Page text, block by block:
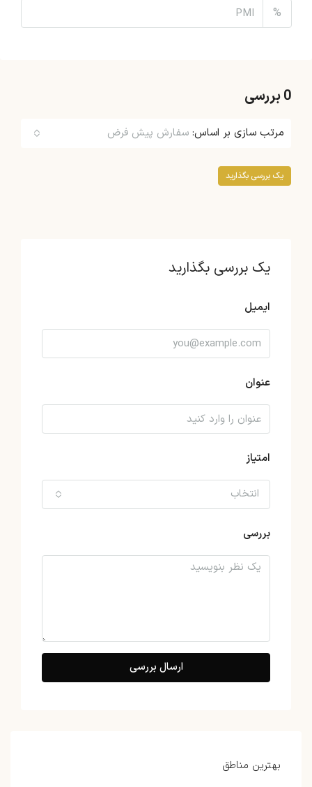
%
0 بررسی
مرتب سازی بر اساس: سفارش پیش فرض
یک بررسی بگذارید
یک بررسی بگذارید
ایمیل
عنوان
امتیاز
انتخاب
بررسی
ارسال بررسی
بهترین مناطق